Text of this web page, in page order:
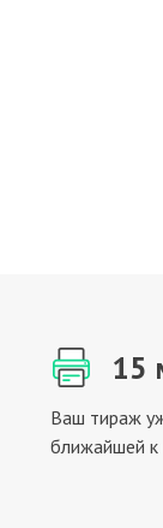
15
Ваш тираж
ближайшей к